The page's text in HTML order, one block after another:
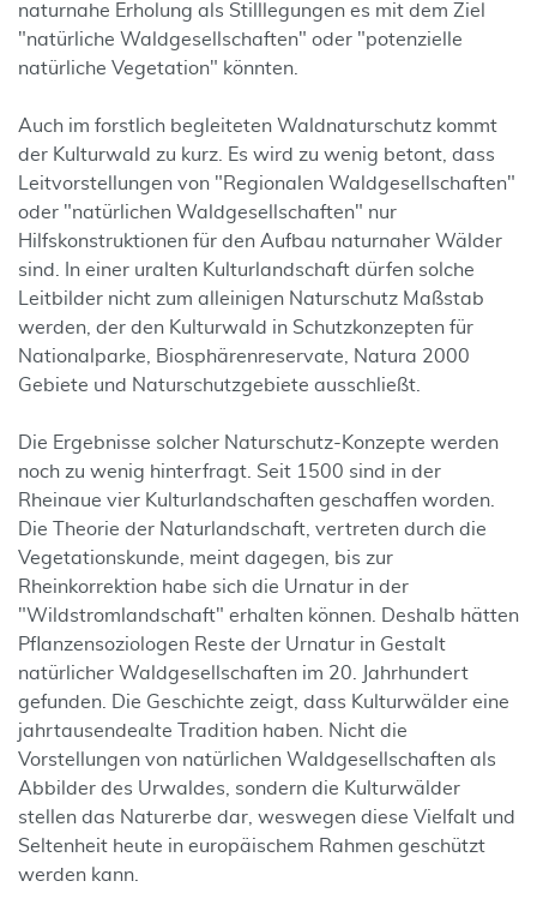
naturnahe Erholung als Stilllegungen es mit dem Ziel
"natürliche Waldgesellschaften" oder "potenzielle
natürliche Vegetation" könnten.
Auch im forstlich begleiteten Waldnaturschutz kommt
der Kulturwald zu kurz. Es wird zu wenig betont, dass
Leitvorstellungen von "Regionalen Waldgesellschaften"
oder "natürlichen Waldgesellschaften" nur
Hilfskonstruktionen für den Aufbau naturnaher Wälder
sind. In einer uralten Kulturlandschaft dürfen solche
Leitbilder nicht zum alleinigen Naturschutz Maßstab
werden, der den Kulturwald in Schutzkonzepten für
Nationalparke, Biosphärenreservate, Natura 2000
Gebiete und Naturschutzgebiete ausschließt.
Die Ergebnisse solcher Naturschutz-Konzepte werden
noch zu wenig hinterfragt. Seit 1500 sind in der
Rheinaue vier Kulturlandschaften geschaffen worden.
Die Theorie der Naturlandschaft, vertreten durch die
Vegetationskunde, meint dagegen, bis zur
Rheinkorrektion habe sich die Urnatur in der
"Wildstromlandschaft" erhalten können. Deshalb hätten
Pflanzensoziologen Reste der Urnatur in Gestalt
natürlicher Waldgesellschaften im 20. Jahrhundert
gefunden. Die Geschichte zeigt, dass Kulturwälder eine
jahrtausendealte Tradition haben. Nicht die
Vorstellungen von natürlichen Waldgesellschaften als
Abbilder des Urwaldes, sondern die Kulturwälder
stellen das Naturerbe dar, weswegen diese Vielfalt und
Seltenheit heute in europäischem Rahmen geschützt
werden kann.